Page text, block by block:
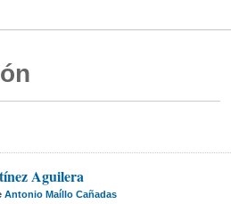
Aguilera
Antonio Maíllo Cañadas